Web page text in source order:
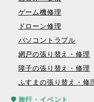
ゲーム機修理
ドローン修理
パソコントラブル
網戸の張り替え・修理
障子の張り替え・修理
ふすまの張り替え・修
旅行・イベント